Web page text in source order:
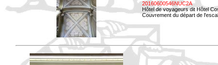
20160600546NUC2A
Hôtel de voyageurs dit Hôtel
Couvrement du départ de